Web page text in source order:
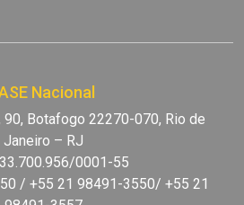
Nacional
90, Botafogo 22270-070, Rio de
Janeiro – RJ
0001-55
/ +55 21 98491-3550/ +55 21